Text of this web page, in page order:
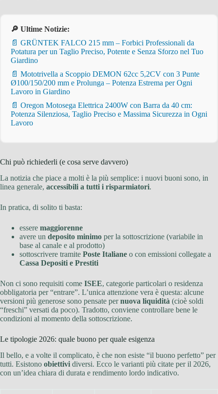
🔎 Ultime Notizie:
📄 GRÜNTEK FALCO 215 mm – Forbici Professionali da
Potatura per un Taglio Preciso, Potente e Senza Sforzo nel Tuo
Giardino
📄 Mototrivella a Scoppio DEMON 62cc 5,2CV con 3 Punte
Ø100/150/200 mm e Prolunga – Potenza Estrema per Ogni
Lavoro in Giardino
📄 Oregon Motosega Elettrica 2400W con Barra da 40 cm:
Potenza Silenziosa, Taglio Preciso e Massima Sicurezza in Ogni
Lavoro
Chi può richiederli (e cosa serve davvero)
La notizia che piace a molti è la più semplice: i nuovi buoni sono, in
linea generale, accessibili a tutti i risparmiatori.
In pratica, di solito ti basta:
essere maggiorenne
avere un deposito minimo per la sottoscrizione (variabile in
base al canale e al prodotto)
sottoscrivere tramite Poste Italiane o con emissioni collegate a
Cassa Depositi e Prestiti
Non ci sono requisiti come ISEE, categorie particolari o residenza
obbligatoria per “entrare”. L’unica attenzione vera è questa: alcune
versioni più generose sono pensate pernuova liquidità (cioè soldi
“freschi” versati da poco). Tradotto, conviene controllare bene le
condizioni al momento della sottoscrizione.
Le tipologie 2026: quale buono per quale esigenza
Il bello, e a volte il complicato, è che non esiste “il buono perfetto” per
tutti. Esistono obiettivi diversi. Ecco le varianti più citate per il 2026,
con un’idea chiara di durata e rendimento lordo indicativo.